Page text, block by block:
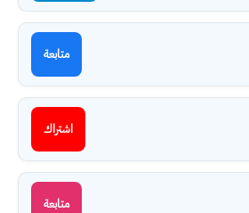
متابعة
اشتراك
متابعة